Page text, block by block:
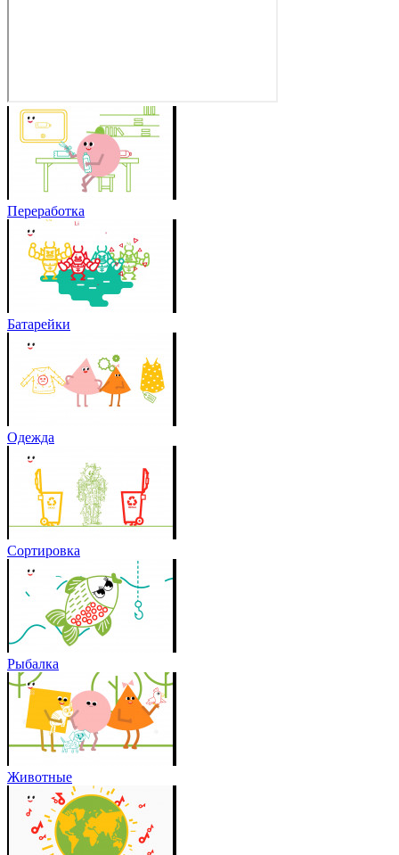
Переработка
Батарейки
Одежда
Сортировка
Рыбалка
Животные